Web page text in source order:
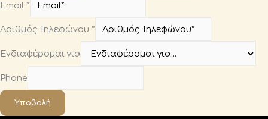
Email *
Αριθμός Τηλεφώνου *
Ενδιαφέρομαι για
Phone
Υποβολή